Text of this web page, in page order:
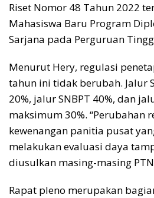
Riset Nomor 48 Tahun 2022
Mahasiswa Baru Program
Sarjana pada Perguruan
Menurut Hery, regulasi
tahun ini tidak berubah. Jalur
20%, jalur SNBPT 40%, dan
maksimum 30%. “Perubahan
kewenangan panitia pusat
melakukan evaluasi daya
diusulkan masing-masing
Rapat pleno merupakan